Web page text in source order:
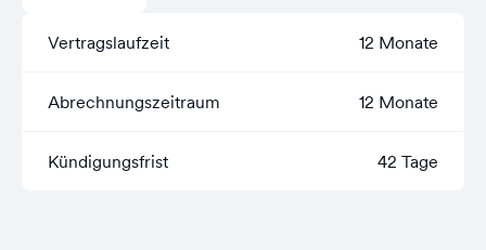
Vertragslaufzeit 12 Monate
Abrechnungszeitraum 12 Monate
Kündigungsfrist 42 Tage